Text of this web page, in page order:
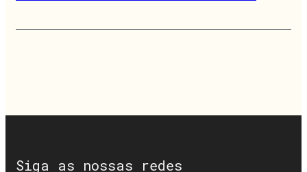
Siga as nossas redes